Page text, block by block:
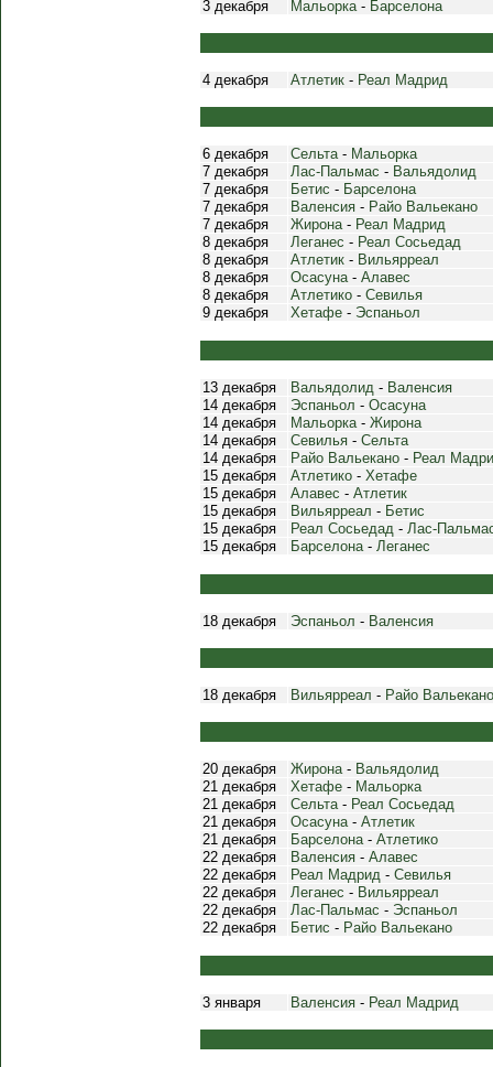
3 декабря Мальорка- Барселона
4 декабря Атлетик - Реал Мадрид
6 декабря Сельта- Мальорка
7 декабря
Лас-Пальмас - Вальядолид
7 декабря
Бетис - Барселона
7 декабря
Валенсия - Райо Вальекано
7 декабря
Жирона- Реал Мадрид
8 декабря
Леганес - Реал Сосьедад
8 декабря
Атлетик - Вильярреал
8 декабря
Осасуна- Алавес
8 декабря
Атлетико - Севилья
9 декабря
Хетафе - Эспаньол
13 декабря Вальядолид - Валенсия
14 декабря
Эспаньол - Осасуна
14 декабря
Мальорка- Жирона
14 декабря
Севилья - Сельта
14 декабря
Райо Вальекано - Реал
15 декабря
Атлетико - Хетафе
15 декабря
Алавес - Атлетик
15 декабря
Вильярреал - Бетис
15 декабря
Реал Сосьедад - Лас-
15 декабря
Барселона- Леганес
18 декабря Эспаньол - Валенсия
18 декабря Вильярреал - Райо Вальекано
20 декабря Жирона- Вальядолид
21 декабря
Хетафе - Мальорка
21 декабря
Сельта- Реал Сосьедад
21 декабря
Осасуна- Атлетик
21 декабря
Барселона- Атлетико
22 декабря
Валенсия - Алавес
22 декабря
Реал Мадрид - Севилья
22 декабря
Леганес - Вильярреал
22 декабря
Лас-Пальмас - Эспаньол
22 декабря
Бетис - Райо Вальекано
3 января Валенсия - Реал Мадрид